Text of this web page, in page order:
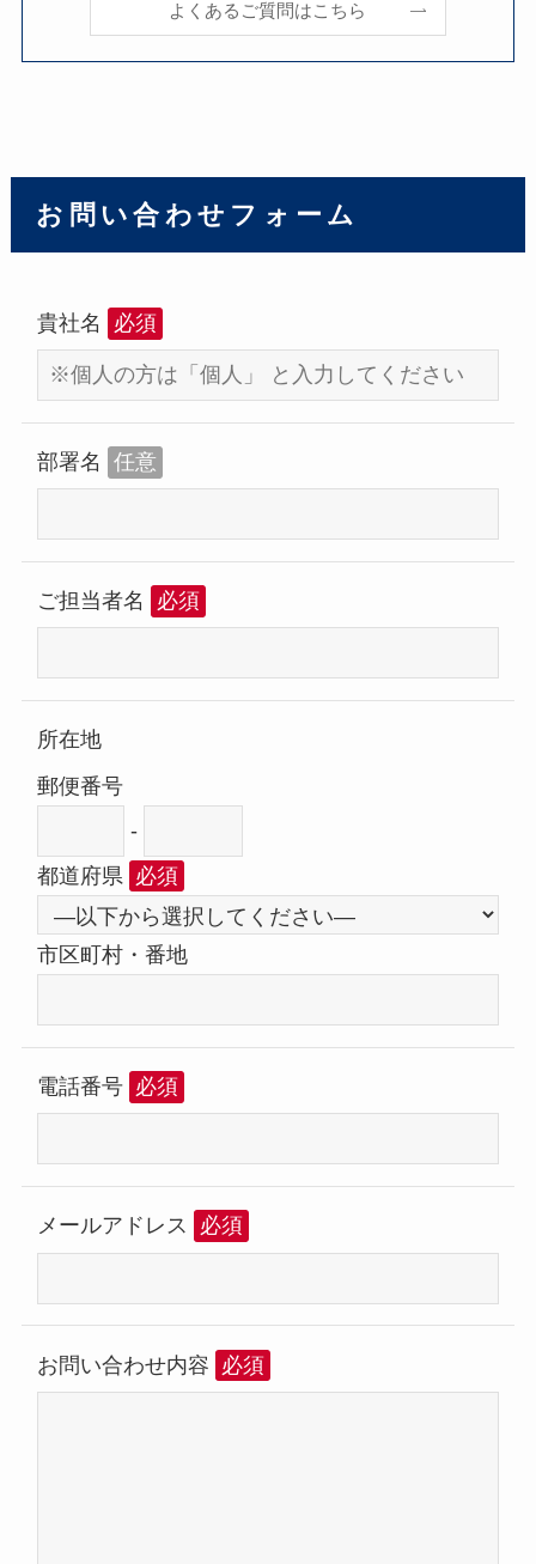
よくあるご質問はこちら
お問い合わせフォーム
貴社名 必須
部署名 任意
ご担当者名 必須
所在地
郵便番号
-
都道府県 必須
市区町村・番地
電話番号 必須
メールアドレス 必須
お問い合わせ内容 必須